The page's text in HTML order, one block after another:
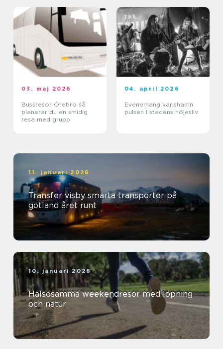
03. maj 2026
Bussresor Örebro så
planerar du en smidig
resa med grupp
04. april 2026
Evenemang karlshamn
pulsen i stadens nöjesliv
11. januari 2026
Transfer visby smarta transporter på
gotland året runt
10. januari 2026
Hälsosamma weekendresor med löpning
och natur